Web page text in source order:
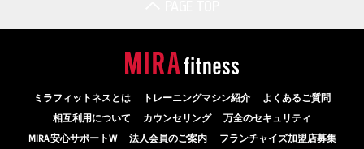
ミラフィットネスとは トレーニングマシン紹介
よくあるご質問
相互利用について
カウンセリング
万全のセキュリティ
MIRA 安心サポートW
法人会員のご案内 フランチャイズ加盟店募集